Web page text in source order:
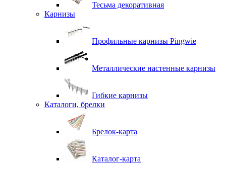
Тесьма декоративная
Карнизы
Профильные карнизы Pingwie
Металлические настенные карнизы
Гибкие карнизы
Каталоги, брелки
Брелок-карта
Каталог-карта